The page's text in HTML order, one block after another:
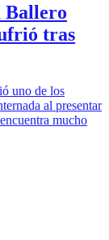
Ballero
tras
uno de los
al presentar
mucho